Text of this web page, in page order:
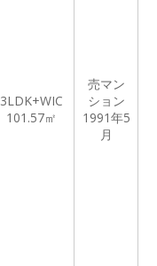
3LDK+WIC
101.57㎡
売マン
ション
1991年5
月